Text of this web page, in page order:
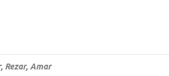
Rezar, Amar